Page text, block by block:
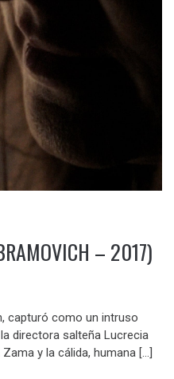
– 2017)
capturó como un intruso
directora salteña Lucrecia
y la cálida, humana […]